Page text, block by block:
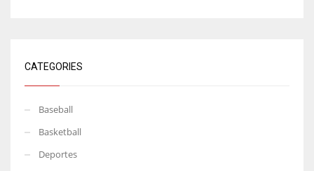
CATEGORIES
Baseball
Basketball
Deportes